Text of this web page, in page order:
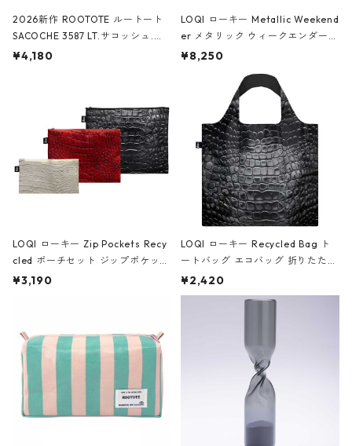
2026新作 ROOTOTE ルートート
SACOCHE 3587 LT.サコッシュ.ル
ミエ-B ショルダーバッグ グロスピ
¥4,180
LOQI ローキー Metallic Weekend
er メタリック ウィークエンダー
ボストンバッグ ショルダーバッグ
Black ジャン=ミッシェル・バスキ
ア/クラウン ブラック
¥8,250
LOQI ローキー Zip Pockets Recy
cled ポーチセット ジップポケット
ファスナーポーチ 撥水加工 トラベ
ーガンディー、オフホワイト
¥3,190
LOQI ローキー Recycled Bag ト
ートバッグ エコバッグ 折りたたみ
大きめ 撥水加工 収納ポーチ CRO
CODILE/Black クロコダイル/ブラ
¥2,420